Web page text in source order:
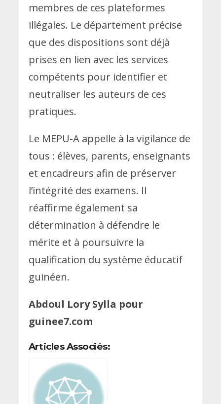
membres de ces plateformes
illégales. Le département précise
que des dispositions sont déjà
prises en lien avec les services
compétents pour identifier et
neutraliser les auteurs de ces
pratiques.
Le MEPU-A appelle à la vigilance de
tous : élèves, parents, enseignants
et encadreurs afin de préserver
l’intégrité des examens. Il
réaffirme également sa
détermination à défendre le
mérite et à poursuivre la
qualification du système éducatif
guinéen.
Abdoul Lory Sylla pour
guinee7.com
Articles Associés: